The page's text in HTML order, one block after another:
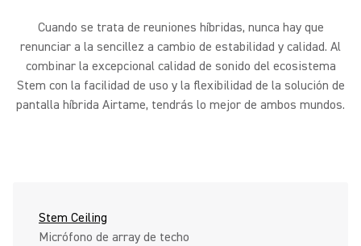
Cuando se trata de reuniones híbridas, nunca hay que
renunciar a la sencillez a cambio de estabilidad y calidad. Al
combinar la excepcional calidad de sonido del ecosistema
Stem con la facilidad de uso y la flexibilidad de la solución de
pantalla híbrida Airtame, tendrás lo mejor de ambos mundos.
Stem Ceiling
Micrófono de array de techo